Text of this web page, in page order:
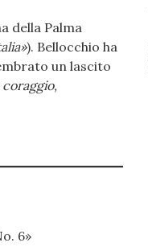
della Palma
). Bellocchio ha
un lascito
6»